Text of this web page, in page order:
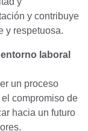
y contribuye
y respetuosa.
laboral
un proceso
compromiso de
hacia un futuro